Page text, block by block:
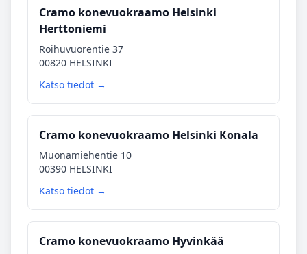
Cramo konevuokraamo Helsinki
Herttoniemi
Roihuvuorentie 37
00820 HELSINKI
Katso tiedot →
Cramo konevuokraamo Helsinki Konala
Muonamiehentie 10
00390 HELSINKI
Katso tiedot →
Cramo konevuokraamo Hyvinkää